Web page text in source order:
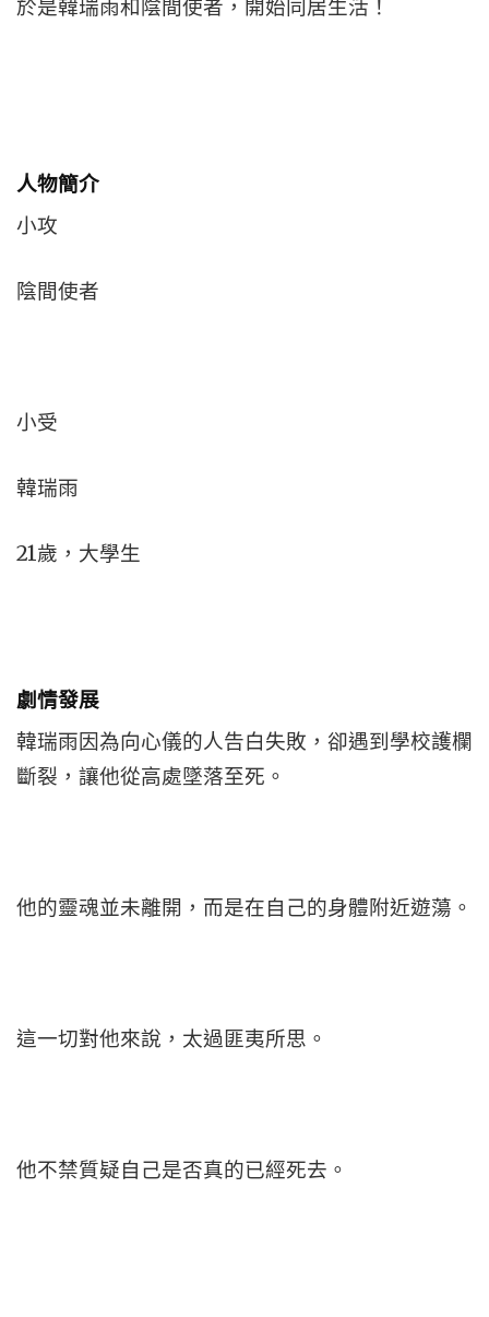
於是韓瑞雨和陰間使者，開始同居生活！
人物簡介
小攻
陰間使者
小受
韓瑞雨
21歲，大學生
劇情發展
韓瑞雨因為向心儀的人告白失敗，卻遇到學校護欄
斷裂，讓他從高處墜落至死。
他的靈魂並未離開，而是在自己的身體附近遊蕩。
這一切對他來說，太過匪夷所思。
他不禁質疑自己是否真的已經死去。